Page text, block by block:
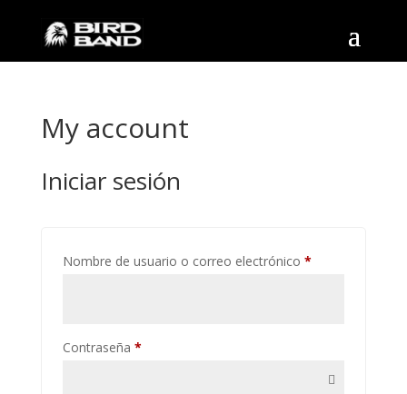
My account
Iniciar sesión
Nombre de usuario o correo electrónico *Requerido
Contraseña *Requerido